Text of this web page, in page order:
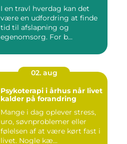
I en travl hverdag kan det
være en udfordring at finde
tid til afslapning og
egenomsorg. For b...
02. aug
Psykoterapi i århus når livet
kalder på forandring
Mange i dag oplever stress,
uro, søvnproblemer eller
følelsen af at være kørt fast i
livet. Nogle kæ...